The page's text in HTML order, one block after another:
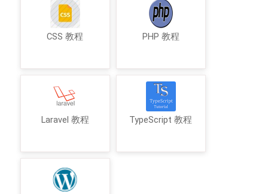
CSS 教程 PHP 教程
Laravel 教程 TypeScript 教程